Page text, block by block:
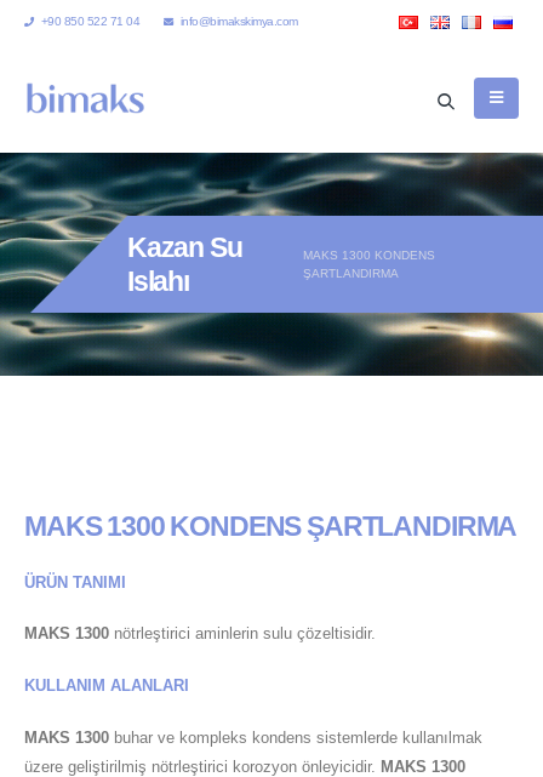
+90 850 522 71 04 info@bimakskimya.com
Kazan Su
Islahı
MAKS 1300 KONDENS
ŞARTLANDIRMA
MAKS 1300 KONDENS ŞARTLANDIRMA
ÜRÜN TANIMI
MAKS 1300 nötrleştirici aminlerin sulu çözeltisidir.
KULLANIM ALANLARI
MAKS 1300 buhar ve kompleks kondens sistemlerde kullanılmak
üzere geliştirilmiş nötrleştirici korozyon önleyicidir. MAKS 1300